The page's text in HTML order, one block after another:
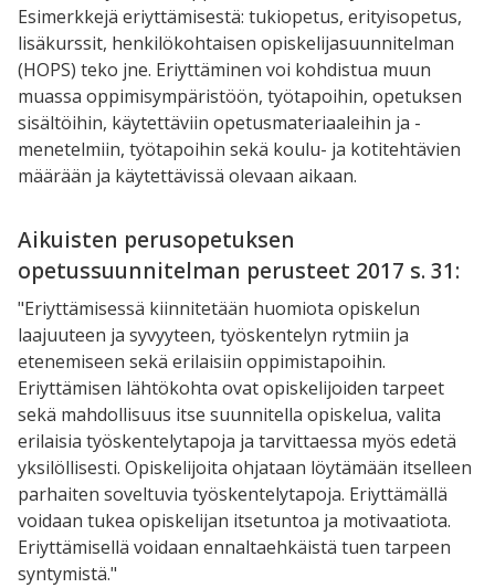
Esimerkkejä eriyttämisestä: tukiopetus, erityisopetus,
lisäkurssit, henkilökohtaisen opiskelijasuunnitelman
(HOPS) teko jne. Eriyttäminen voi kohdistua muun
muassa oppimisympäristöön, työtapoihin, opetuksen
sisältöihin, käytettäviin opetusmateriaaleihin ja -
menetelmiin, työtapoihin sekä koulu- ja kotitehtävien
määrään ja käytettävissä olevaan aikaan.
Aikuisten perusopetuksen
opetussuunnitelman perusteet 2017 s. 31:
"Eriyttämisessä kiinnitetään huomiota opiskelun
laajuuteen ja syvyyteen, työskentelyn rytmiin ja
etenemiseen sekä erilaisiin oppimistapoihin.
Eriyttämisen lähtökohta ovat opiskelijoiden tarpeet
sekä mahdollisuus itse suunnitella opiskelua, valita
erilaisia työskentelytapoja ja tarvittaessa myös edetä
yksilöllisesti. Opiskelijoita ohjataan löytämään itselleen
parhaiten soveltuvia työskentelytapoja. Eriyttämällä
voidaan tukea opiskelijan itsetuntoa ja motivaatiota.
Eriyttämisellä voidaan ennaltaehkäistä tuen tarpeen
syntymistä."